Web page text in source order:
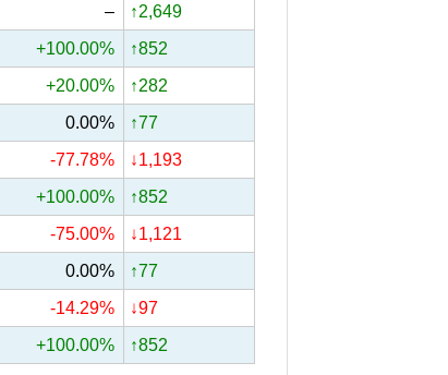
–
↑2,649
+100.00%
↑852
+20.00%
↑282
0.00%
↑77
-77.78%
↓1,193
+100.00%
↑852
-75.00%
↓1,121
0.00%
↑77
-14.29%
↓97
+100.00% ↑852